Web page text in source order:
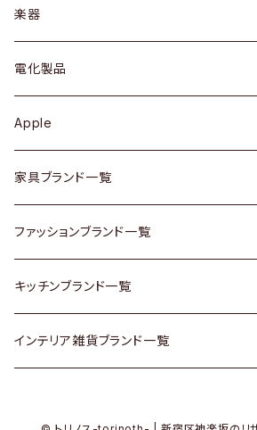
シェルフ
キュリオケース / 飾り棚
カップボード / 食器棚
チェスト
その他家具
Vintageヴィンテージ / Antiqueアンティー
Designers / デザイナーズ
トップス
ワンピース
ボトムス
靴
スカーフ
腕時計
Vintage / ヴィンテージ
カトラリー
ケトル / ティーポット
鍋 / フライパン
Vintage / ヴィンテージ
銀製品
和物 / 作家物
その他キッチン雑貨
dahon
楽器
ギター
ベース
その他楽器
電化製品
Apple
家具ブランド一覧
ACME Furniture / アクメ ファニチャー
ACTUS / アクタス
arflex / アルフレックス
ファッションブランド一覧
agnes b / アニエス ベー
BALLY / バリー
キッチンブランド一覧
ARABIA / アラビア
インテリア雑貨ブランド一覧